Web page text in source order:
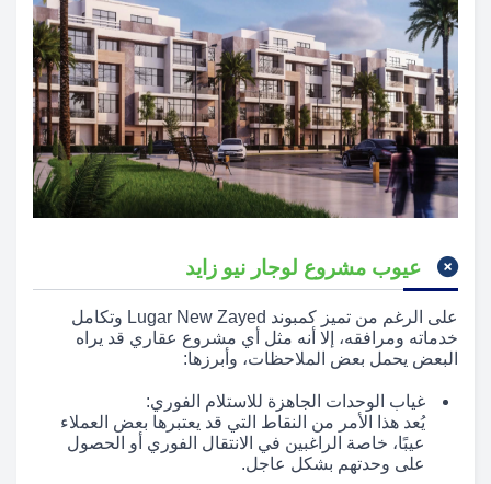
عيوب مشروع لوجار نيو زايد
على الرغم من تميز كمبوند Lugar New Zayed وتكامل
خدماته ومرافقه، إلا أنه مثل أي مشروع عقاري قد يراه
البعض يحمل بعض الملاحظات، وأبرزها:
غياب الوحدات الجاهزة للاستلام الفوري:
يُعد هذا الأمر من النقاط التي قد يعتبرها بعض العملاء
عيبًا، خاصة الراغبين في الانتقال الفوري أو الحصول
على وحدتهم بشكل عاجل.